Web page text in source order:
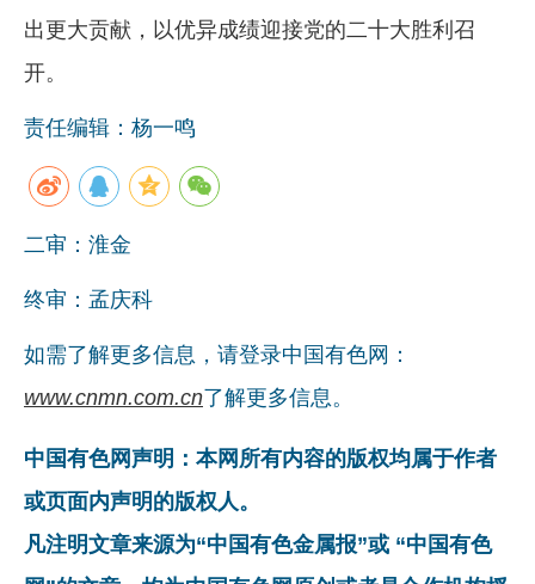
出更大贡献，以优异成绩迎接党的二十大胜利召
开。
责任编辑：杨一鸣
二审：淮金
终审：孟庆科
如需了解更多信息，请登录中国有色网：
www.cnmn.com.cn了解更多信息。
中国有色网声明：本网所有内容的版权均属于作者
或页面内声明的版权人。
凡注明文章来源为“中国有色金属报”或 “中国有色